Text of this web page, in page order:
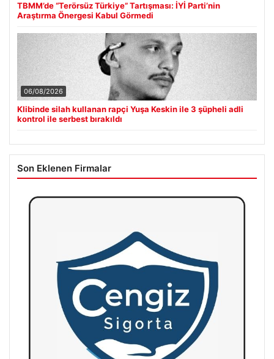
TBMM’de “Terörsüz Türkiye” Tartışması: İYİ Parti’nin
Araştırma Önergesi Kabul Görmedi
06/08/2026
Klibinde silah kullanan rapçi Yuşa Keskin ile 3 şüpheli adli
kontrol ile serbest bırakıldı
Son Eklenen Firmalar